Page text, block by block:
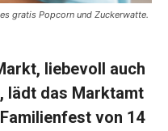
gratis Popcorn und Zuckerwatte.
liebevoll auch
lädt das Marktamt
von 14